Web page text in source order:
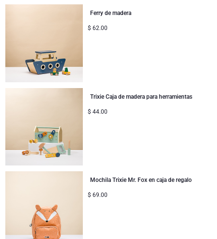
Champán Lanson
Champán Moet & Chandon
Neuhaus chocolates
Trixie bebé & niños
Regalar Veuve Clicquot
Regalos de cumpleaños
Regalos de empresa
Regalos de boda
Regalos románticos
Regalos para ella
Mejórate
Colección Corporativa
Ferry de madera
$ 62.00
Trixie Caja de madera para herramientas
$ 44.00
Mochila Trixie Mr. Fox en caja de regalo
$ 69.00